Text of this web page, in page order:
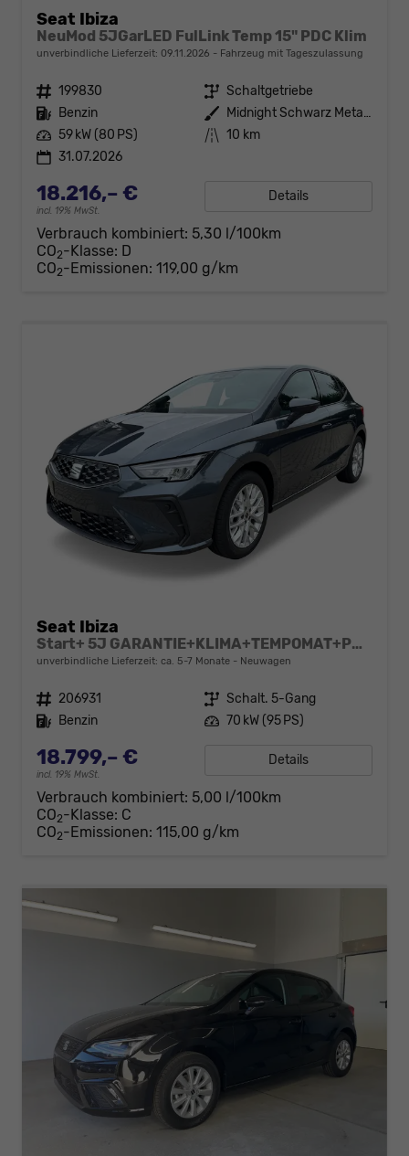
Seat Ibiza
NeuMod 5JGarLED FulLink Temp 15" PDC Klim
unverbindliche Lieferzeit: 09.11.2026 Fahrzeug mit Tageszulassung
Fahrzeugnr. 199830 Getriebe Schaltgetriebe
Kraftstoff Benzin Außenfarbe
Midnight Schwarz Metallic
Leistung 59 kW (80 PS) Kilometerstand 10 km
31.07.2026
18.216,– €
incl. 19% MwSt.
Details
Verbrauch kombiniert: 5,30 l/100km
CO2-Klasse: D
CO2-Emissionen: 119,00 g/km
Seat Ibiza
Start+ 5J GARANTIE+KLIMA+TEMPOMAT+PDC+LED+16" ALU
unverbindliche Lieferzeit: ca. 5-7 Monate Neuwagen
Fahrzeugnr. 206931 Getriebe Schalt. 5-Gang
Kraftstoff Benzin Leistung 70 kW (95 PS)
18.799,– €
incl. 19% MwSt.
Details
Verbrauch kombiniert: 5,00 l/100km
CO2-Klasse: C
CO2-Emissionen: 115,00 g/km